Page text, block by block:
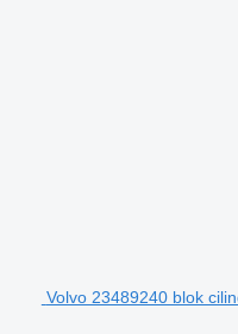
Volvo 23489240 blok